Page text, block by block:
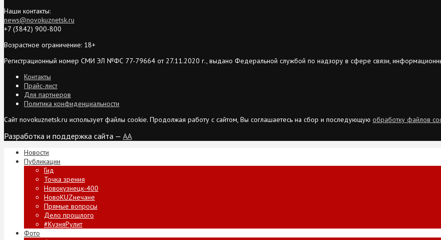
Наши контакты:
news@novokuznetsk.ru
+7 (3842) 900-800
Возрастное ограничение: 18+
Регистрационный номер СМИ ЭЛ №ФС 77-79664 от 27.11.2020 г., выдано Федеральной службой по надзору в сфере связи,
Контакты
Прайс-лист
Для партнеров
Политика конфиденциальности
Сайт novokuznetsk.ru использует файлы cookie. Продолжая работу с сайтом, Вы соглашаетесь на сбор и последующую обработку файлов
Разработка и поддержка сайта — AA
Новости
Публикации
Гид
Точка зрения
Новокузнецк-400
НовоKUZнечане
Прямые вопросы
Дело прошлого
#КузняРулит
Фото